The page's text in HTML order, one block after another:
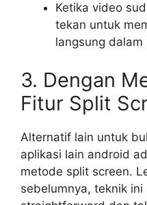
Ketika video
tekan untuk
langsung
3. Dengan
Fitur Split
Alternatif lain untuk
aplikasi lain android
metode split screen.
sebelumnya, teknik ini